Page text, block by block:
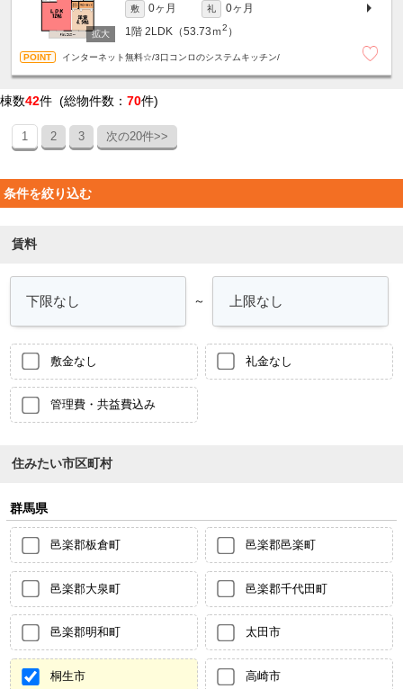
敷 0ヶ月 礼
0ヶ月
1階 2LDK（53.73ｍ2 ）
インターネット無料☆/3口コンロのシステムキッチン/
棟数42件 (総物件数： 70件)
1 2 3 次の20件>>
条件を絞り込む
賃料
～
敷金なし 礼金なし
管理費・共益費込み
住みたい市区町村
群馬県
邑楽郡板倉町 邑楽郡邑楽町
邑楽郡大泉町 邑楽郡千代田町
邑楽郡明和町 太田市
桐生市 高崎市